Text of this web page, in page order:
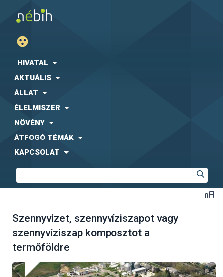
HIVATAL
AKTUÁLIS
ÁLLAT
ÉLELMISZER
NÖVÉNY
ÁTFOGÓ TÉMÁK
KAPCSOLAT
Szennyvizet, szennyvíziszapot vagy
szennyvíziszap komposztot a
termőföldre